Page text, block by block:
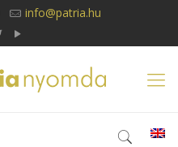
info@patria.hu